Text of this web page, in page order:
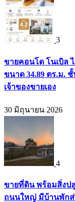
3
ขายคอนโด โนเบิล
ขนาด 34.89 ตร.ม. ชั้
เจ้าของขายเอง
30 มิถุนายน 2026
4
ขายที่ดิน พร้อมสิ่งปลู
ถนนใหญ่ มีบ้านพักส่